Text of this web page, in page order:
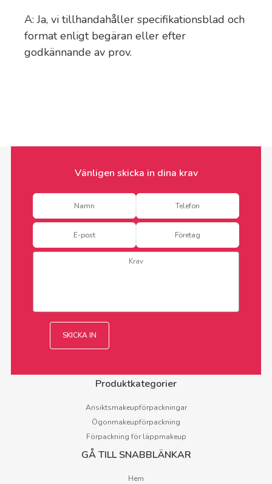
A: Ja, vi tillhandahåller specifikationsblad och
format enligt begäran eller efter
godkännande av prov.
Vänligen skicka in dina krav
Produktkategorier
Ansiktsmakeupförpackningar
Ögonmakeupförpackning
Förpackning för läppmakeup
GÅ TILL SNABBLÄNKAR
Hem